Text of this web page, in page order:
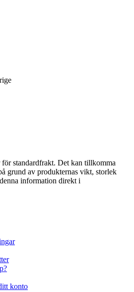
standardfrakt. Det kan tillkomma
grund av produkternas vikt, storlek
information direkt i
konto